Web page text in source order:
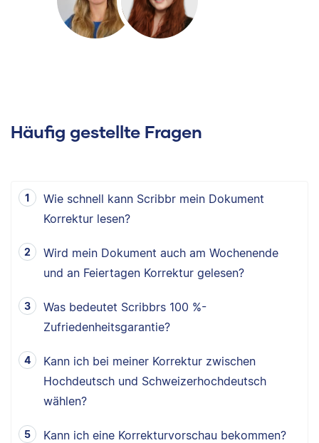
Häufig gestellte Fragen
Wie schnell kann Scribbr mein Dokument
Korrektur lesen?
Wird mein Dokument auch am Wochenende
und an Feiertagen Korrektur gelesen?
Was bedeutet Scribbrs 100 %-
Zufriedenheitsgarantie?
Kann ich bei meiner Korrektur zwischen
Hochdeutsch und Schweizerhochdeutsch
wählen?
Kann ich eine Korrekturvorschau bekommen?